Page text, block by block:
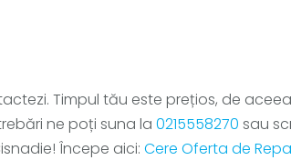
Timpul tău este prețios, de
ne poți suna la 0215558270 sau
Începe aici: Cere Oferta de